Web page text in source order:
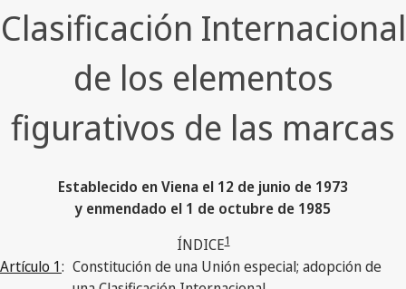
Clasificación Internacional
de los elementos
figurativos de las marcas
Establecido en Viena el 12 de junio de 1973
y enmendado el 1 de octubre de 1985
ÍNDICE1
Artículo 1: Constitución de una Unión especial; adopción de